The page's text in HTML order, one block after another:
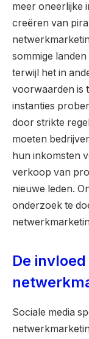
meer oneerlijke
creëren van
sommige
terwijl het in
voorwaarden is
instanties
door strikte
moeten
hun inkomsten
verkoop van
nieuwe leden.
onderzoek te
De
Sociale media